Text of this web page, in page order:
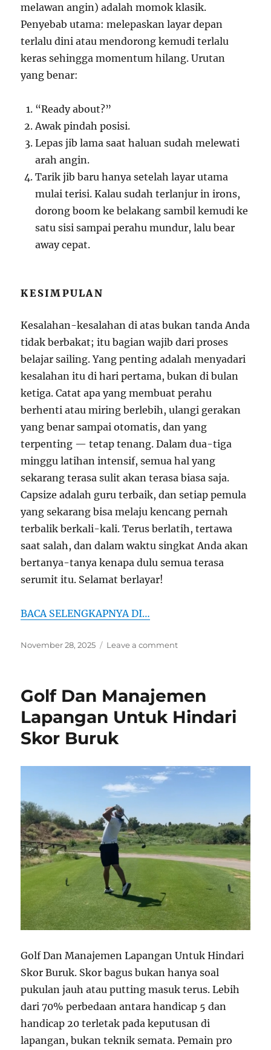
melawan angin) adalah momok klasik.
Penyebab utama: melepaskan layar depan
terlalu dini atau mendorong kemudi terlalu
keras sehingga momentum hilang. Urutan
yang benar:
“Ready about?”
Awak pindah posisi.
Lepas jib lama saat haluan sudah melewati
arah angin.
Tarik jib baru hanya setelah layar utama
mulai terisi. Kalau sudah terlanjur in irons,
dorong boom ke belakang sambil kemudi ke
satu sisi sampai perahu mundur, lalu bear
away cepat.
KESIMPULAN
Kesalahan-kesalahan di atas bukan tanda Anda
tidak berbakat; itu bagian wajib dari proses
belajar sailing. Yang penting adalah menyadari
kesalahan itu di hari pertama, bukan di bulan
ketiga. Catat apa yang membuat perahu
berhenti atau miring berlebih, ulangi gerakan
yang benar sampai otomatis, dan yang
terpenting — tetap tenang. Dalam dua-tiga
minggu latihan intensif, semua hal yang
sekarang terasa sulit akan terasa biasa saja.
Capsize adalah guru terbaik, dan setiap pemula
yang sekarang bisa melaju kencang pernah
terbalik berkali-kali. Terus berlatih, tertawa
saat salah, dan dalam waktu singkat Anda akan
bertanya-tanya kenapa dulu semua terasa
serumit itu. Selamat berlayar!
BACA SELENGKAPNYA DI…
Posted
November 28, 2025 Leave a commenton
Saat
Mulai
Berlatih
Golf Dan Manajemen
Lapangan Untuk Hindari
Skor Buruk
Golf Dan Manajemen Lapangan Untuk Hindari
Skor Buruk. Skor bagus bukan hanya soal
pukulan jauh atau putting masuk terus. Lebih
dari 70% perbedaan antara handicap 5 dan
handicap 20 terletak pada keputusan di
lapangan, bukan teknik semata. Pemain pro